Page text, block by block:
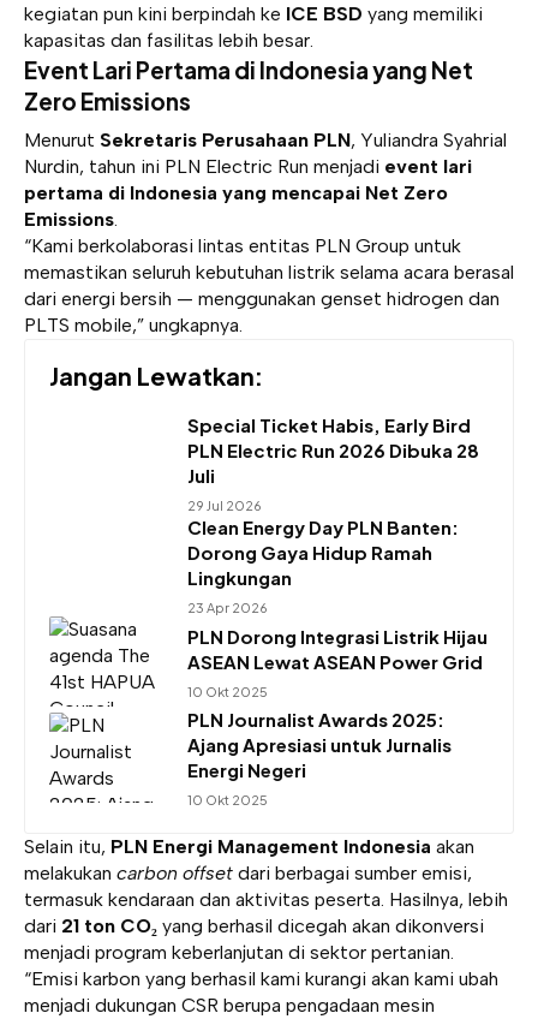
kegiatan pun kini berpindah ke ICE BSD yang memiliki
kapasitas dan fasilitas lebih besar.
Event Lari Pertama di Indonesia yang Net
Zero Emissions
Menurut Sekretaris Perusahaan PLN, Yuliandra Syahrial
Nurdin, tahun ini PLN Electric Run menjadi event lari
pertama di Indonesia yang mencapai Net Zero
Emissions.
“Kami berkolaborasi lintas entitas PLN Group untuk
memastikan seluruh kebutuhan listrik selama acara berasal
dari energi bersih — menggunakan genset hidrogen dan
PLTS mobile,” ungkapnya.
Jangan Lewatkan:
Special Ticket Habis, Early Bird
PLN Electric Run 2026 Dibuka 28
Juli
29 Jul 2026
Clean Energy Day PLN Banten:
Dorong Gaya Hidup Ramah
Lingkungan
23 Apr 2026
PLN Dorong Integrasi Listrik Hijau
ASEAN Lewat ASEAN Power Grid
10 Okt 2025
PLN Journalist Awards 2025:
Ajang Apresiasi untuk Jurnalis
Energi Negeri
10 Okt 2025
Selain itu, PLN Energi Management Indonesia akan
melakukan carbon offset dari berbagai sumber emisi,
termasuk kendaraan dan aktivitas peserta. Hasilnya, lebih
dari 21 ton CO₂ yang berhasil dicegah akan dikonversi
menjadi program keberlanjutan di sektor pertanian.
“Emisi karbon yang berhasil kami kurangi akan kami ubah
menjadi dukungan CSR berupa pengadaan mesin